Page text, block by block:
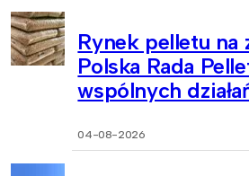
Rynek pelletu na
Polska Rada
wspólnych
04-08-2026